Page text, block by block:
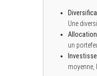
Une
un
moyenne,